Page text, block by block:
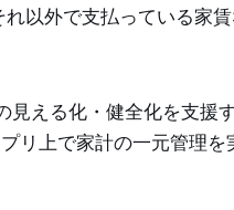
以外で支払っている家賃
える化・健全化を支援
上で家計の一元管理を